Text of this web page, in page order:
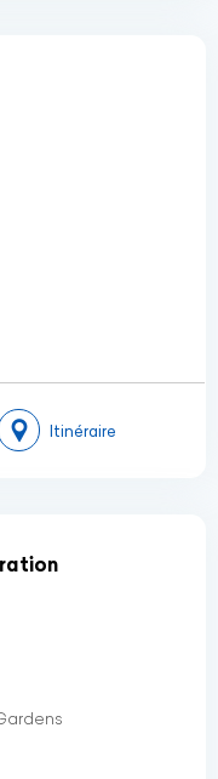
Itinéraire